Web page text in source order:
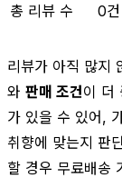
총 리뷰 수 0건
리뷰가 아직 많지
와 판매 조건이 더
가 있을 수 있어,
취향에 맞는지 판
할 경우 무료배송